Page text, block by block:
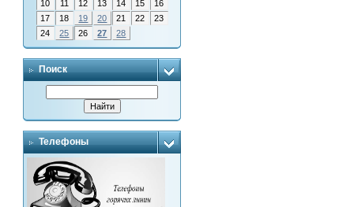
10
11 12 13 14 15
16
17
18 19 20 21 22
23
24
25 26 27 28
Поиск
Телефоны